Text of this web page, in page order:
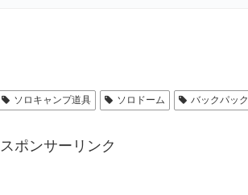
ソロキャンプ道具 ソロドーム バックパック
スポンサーリンク